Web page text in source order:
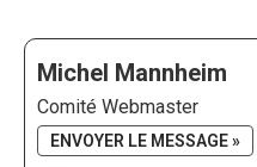
Michel Mannheim
Comité Webmaster
ENVOYER LE MESSAGE »